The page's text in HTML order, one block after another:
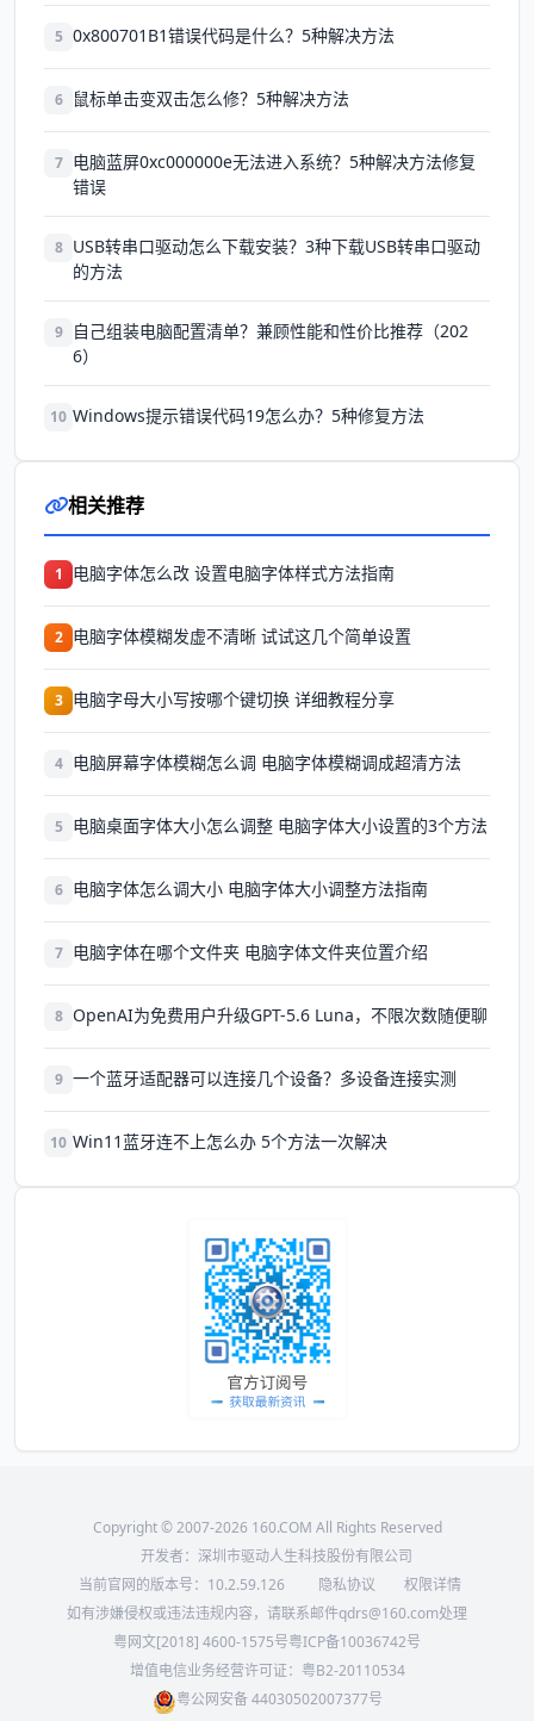
5 0x800701B1错误代码是什么？5种解决方法
6 鼠标单击变双击怎么修？5种解决方法
7 电脑蓝屏0xc000000e无法进入系统？5种解决方法修复
错误
8 USB转串口驱动怎么下载安装？3种下载USB转串口驱动
的方法
9
自己组装电脑配置清单？兼顾性能和性价比推荐（202
6）
10 Windows提示错误代码19怎么办？5种修复方法
相关推荐
1 电脑字体怎么改 设置电脑字体样式方法指南
2 电脑字体模糊发虚不清晰 试试这几个简单设置
3 电脑字母大小写按哪个键切换 详细教程分享
4 电脑屏幕字体模糊怎么调 电脑字体模糊调成超清方法
5 电脑桌面字体大小怎么调整 电脑字体大小设置的3个方法
6 电脑字体怎么调大小 电脑字体大小调整方法指南
7 电脑字体在哪个文件夹 电脑字体文件夹位置介绍
8 OpenAI为免费用户升级GPT-5.6 Luna，不限次数随便聊
9 一个蓝牙适配器可以连接几个设备？多设备连接实测
10 Win11蓝牙连不上怎么办 5个方法一次解决
Copyright © 2007-2026 160.COM All Rights Reserved
开发者：深圳市驱动人生科技股份有限公司
当前官网的版本号： 10.2.59.126 隐私协议
权限详情
如有涉嫌侵权或违法违规内容，请联系邮件qdrs@160.com处理
粤网文[2018] 4600-1575号粤ICP备10036742号
增值电信业务经营许可证：粤B2-20110534
粤公网安备 44030502007377号